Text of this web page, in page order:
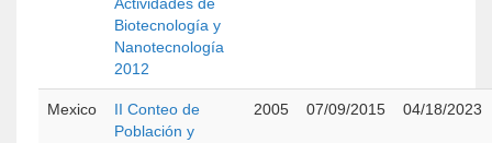
Biotecnología y
Nanotecnología
2012
Mexico
II Conteo de
Población y
2005 07/09/2015 04/18/2023